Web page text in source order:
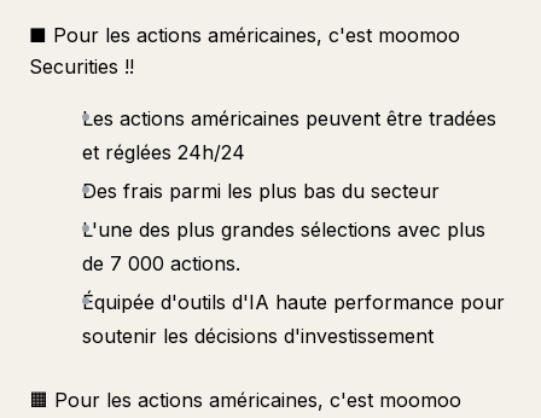
■ Pour les actions américaines, c'est moomoo
Securities !!
Les actions américaines peuvent être tradées
et réglées 24h/24
Des frais parmi les plus bas du secteur
L'une des plus grandes sélections avec plus
de 7 000 actions.
Équipée d'outils d'IA haute performance pour
soutenir les décisions d'investissement
🟧 Pour les actions américaines, c'est moomoo